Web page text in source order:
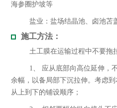
海参圈护坡等
盐业：盐场结晶池、卤池苫
施工方法：
土工膜在运输过程中不要拖
1、 应从底部向高位延伸，
余幅，以备局部下沉拉伸。考虑
从上到下的铺设顺序；